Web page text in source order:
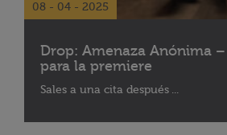
08 - 04 - 2025
Drop: Amenaza Anónima –
para la premiere
Sales a una cita después ...